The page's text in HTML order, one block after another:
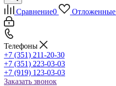
Сравнение0 Отложенные
Телефоны
+7 (351) 211-20-30
+7 (351) 223-03-03
+7 (919) 123-03-03
Заказать звонок